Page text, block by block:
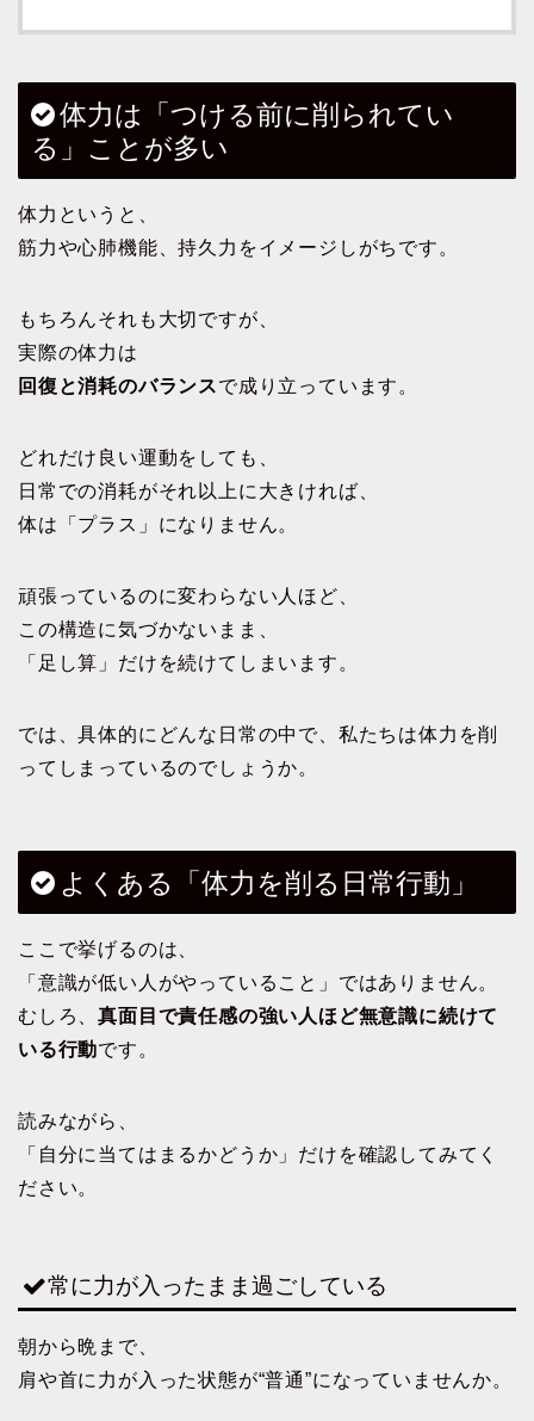
体力は「つける前に削られてい
る」ことが多い
体力というと、
筋力や心肺機能、持久力をイメージしがちです。
もちろんそれも大切ですが、
実際の体力は
回復と消耗のバランスで成り立っています。
どれだけ良い運動をしても、
日常での消耗がそれ以上に大きければ、
体は「プラス」になりません。
頑張っているのに変わらない人ほど、
この構造に気づかないまま、
「足し算」だけを続けてしまいます。
では、具体的にどんな日常の中で、私たちは体力を削
ってしまっているのでしょうか。
よくある「体力を削る日常行動」
ここで挙げるのは、
「意識が低い人がやっていること」ではありません。
むしろ、真面目で責任感の強い人ほど無意識に続けて
いる行動です。
読みながら、
「自分に当てはまるかどうか」だけを確認してみてく
ださい。
常に力が入ったまま過ごしている
朝から晩まで、
肩や首に力が入った状態が“普通”になっていませんか。